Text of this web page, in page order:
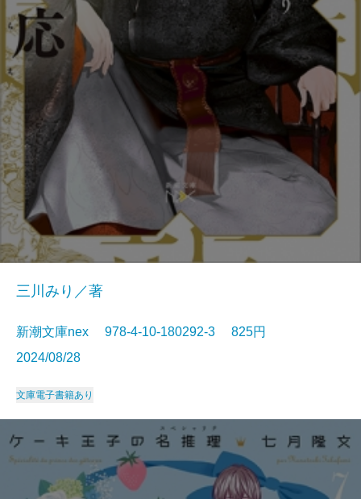
三川みり／著
新潮文庫nex 978-4-10-180292-3 825円
2024/08/28
文庫電子書籍あり